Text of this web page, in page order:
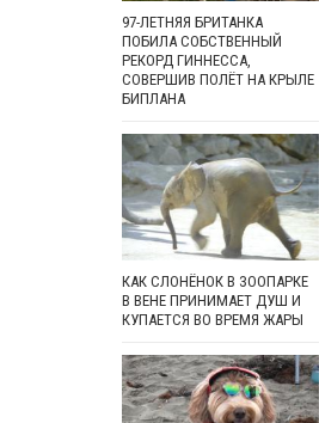
97-ЛЕТНЯЯ БРИТАНКА
ПОБИЛА СОБСТВЕННЫЙ
РЕКОРД ГИННЕССА,
СОВЕРШИВ ПОЛЁТ НА КРЫЛЕ
БИПЛАНА
КАК СЛОНЁНОК В ЗООПАРКЕ
В ВЕНЕ ПРИНИМАЕТ ДУШ И
КУПАЕТСЯ ВО ВРЕМЯ ЖАРЫ